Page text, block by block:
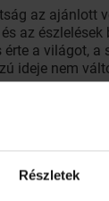
Részletek
az ajánlott
az
a világot,
ideje nem
a
és